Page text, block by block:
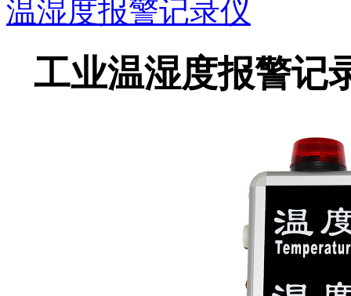
温湿度报警记录仪
工业温湿度报警记